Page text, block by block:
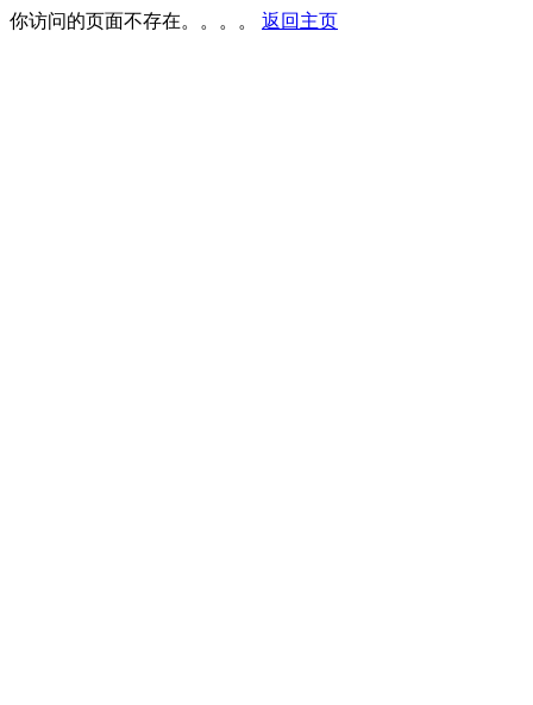
你访问的页面不存在。。。。 返回主页